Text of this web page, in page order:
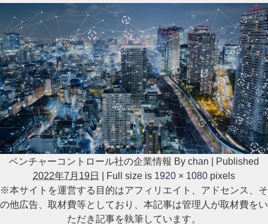
ベンチャーコントロール社の企業情報 By chan
Published
2022年7月19日
Full size is 1920 × 1080 pixels
※本サイトを運営する目的はアフィリエイト、アドセンス、そ
の他広告、取材費等としており、本記事は管理人が取材費をい
ただき記事を執筆しています。